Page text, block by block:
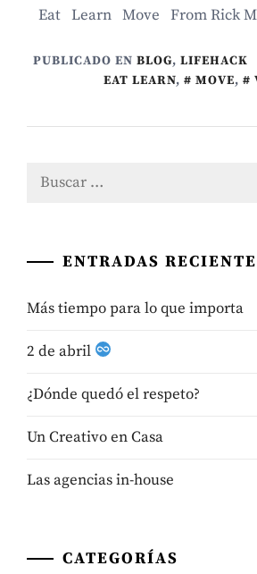
Eat Learn Move From Rick
PUBLICADO EN BLOG, LIFEHACK
EAT LEARN, MOVE,
Buscar:
ENTRADAS
Más tiempo para lo que importa
2 de abril
¿Dónde quedó el respeto?
Un Creativo en Casa
Las agencias in-house
CATEGORÍAS